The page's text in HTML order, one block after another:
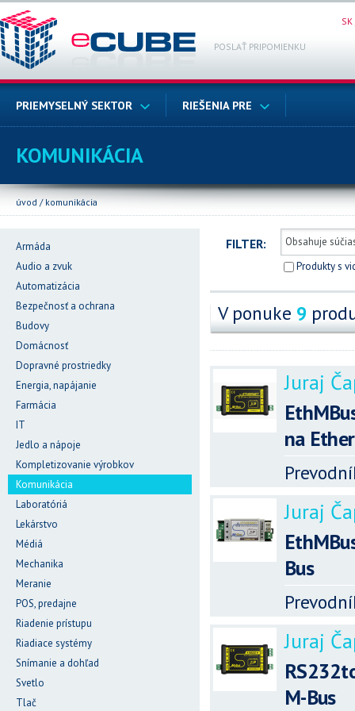
POSLAŤ PRIPOMIENKU
SK
PRIEMYSELNÝ SEKTOR RIEŠENIA PRE
KOMUNIKÁCIA
úvod / komunikácia
Armáda
Audio a zvuk
Automatizácia
Bezpečnosť a ochrana
Budovy
Domácnosť
Dopravné prostriedky
Energia, napájanie
Farmácia
IT
Jedlo a nápoje
Kompletizovanie výrobkov
Komunikácia
Laboratóriá
Lekárstvo
Médiá
Mechanika
Meranie
POS, predajne
Riadenie prístupu
Riadiace systémy
Snímanie a dohľad
Svetlo
Tlač
FILTER:
Produkty s
V ponuke 9
Juraj
na
Juraj
Bus
Juraj
M-Bus